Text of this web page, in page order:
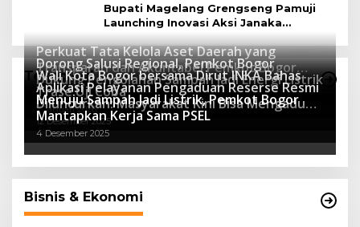
Bupati Magelang Grengseng Pamuji
Launching Inovasi Aksi Janaka
Program Sekolah Adiwiyata
Teknologi
Perkuat Tata Kelola Aset Daerah yang
Transparan dan Akuntabel Pemkot Bogor
Luncurkan SIMASDA
8 Juli 2026
Dorong Salusi Regional, Pemkot Bogor
Dukung Pengolahan Sampah Jadi Energi Listrik
8 April 2026
Wali Kota Bogor bersama Dirut INKA Bahas
Trase Uji Coba
7 Januari 2026
Aplikasi Pelayanan Pengaduan Reserse Resmi
Diluncurkan: Masyarakat Kini Bisa Mengadu
Lebih Cepat, Mudah, dan Terintegrasi
12 Desember 2025
Menuju Sampah Jadi Listrik, Pemkot Bogor
Mantapkan Kerja Sama PSEL
4 Desember 2025
Bisnis & Ekonomi